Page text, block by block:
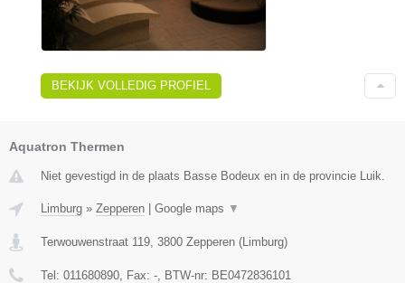
BEKIJK VOLLEDIG PROFIEL
Aquatron Thermen
Niet gevestigd in de plaats Basse Bodeux en in de provincie Luik.
Limburg » Zepperen | Google maps ▼
Terwouwenstraat 119 3800 Zepperen (Limburg)
Tel: 011680890 , Fax: - , BTW-nr: BE0472836101